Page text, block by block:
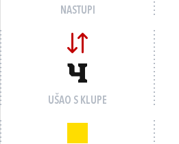
NASTUPI
4
UŠAO S KLUPE